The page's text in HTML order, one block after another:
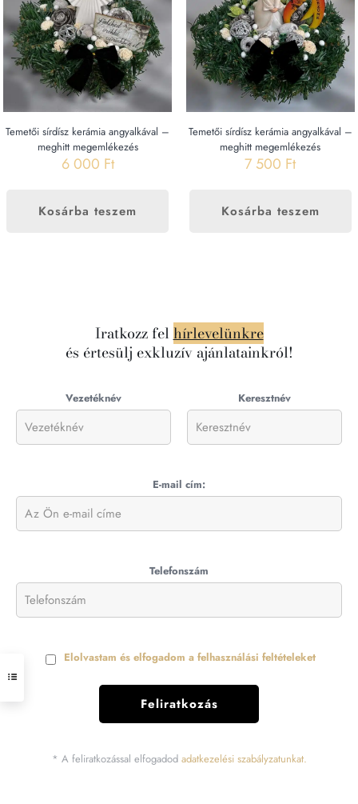
Temetői sírdísz kerámia angyalkával –
meghitt megemlékezés
6 000 Ft
Kosárba teszem
Temetői sírdísz kerámia angyalkával –
meghitt megemlékezés
7 500 Ft
Kosárba teszem
Iratkozz felhírlevelünkre
és értesülj exkluzív ajánlatainkról!
Vezetéknév Keresztnév
E-mail cím:
Telefonszám
Elolvastam és elfogadom a felhasználási feltételeket
* A feliratkozással elfogadod adatkezelési szabályzatunkat.